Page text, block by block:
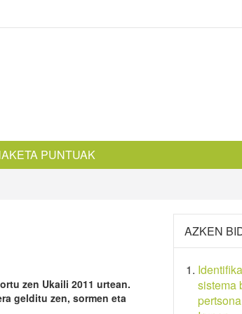
PUNTUAK
zen Ukaili 2011 urtean.
gelditu zen, sormen eta
AZKEN
sistema